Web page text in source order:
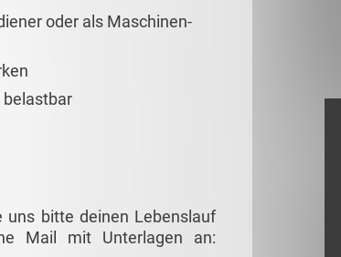
oder als Maschinen-
belastbar
uns bitte deinen Lebenslauf
Mail mit Unterlagen an: